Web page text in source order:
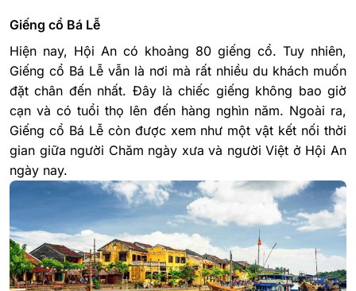
Giếng cổ Bá Lễ
Hiện nay, Hội An có khoảng 80 giếng cổ. Tuy nhiên,
Giếng cổ Bá Lễ vẫn là nơi mà rất nhiều du khách muốn
đặt chân đến nhất. Đây là chiếc giếng không bao giờ
cạn và có tuổi thọ lên đến hàng nghìn năm. Ngoài ra,
Giếng cổ Bá Lễ còn được xem như một vật kết nối thời
gian giữa người Chăm ngày xưa và người Việt ở Hội An
ngày nay.